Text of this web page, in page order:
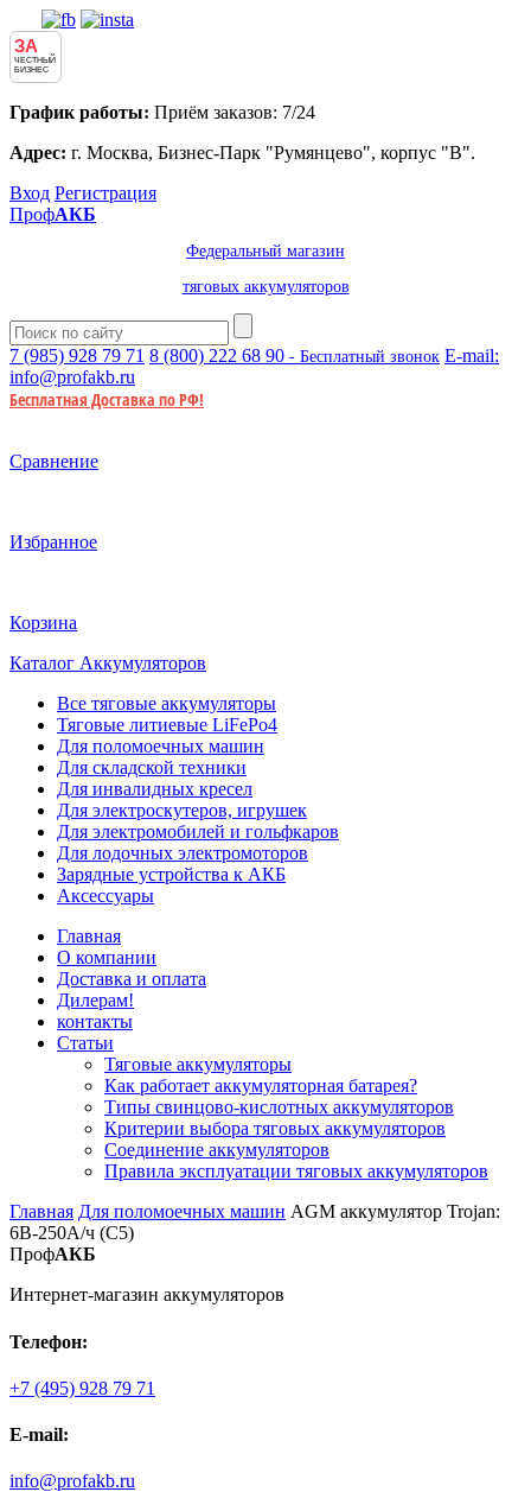
ЗА
ЧЕСТНЫЙ
БИЗНЕС
График работы: Приём заказов: 7/24
Адрес: г. Москва, Бизнес-Парк "Румянцево", корпус "В".
Вход Регистрация
ПрофАКБ
Федеральный магазин
тяговых аккумуляторов
7 (985) 928 79 71 8 (800) 222 68 90 - Бесплатный звонок E-mail:
info@profakb.ru
Бесплатная Доставка по РФ!
Сравнение
Избранное
Корзина
Каталог Аккумуляторов
Все тяговые аккумуляторы
Тяговые литиевые LiFePo4
Для поломоечных машин
Для складской техники
Для инвалидных кресел
Для электроскутеров, игрушек
Для электромобилей и гольфкаров
Для лодочных электромоторов
Зарядные устройства к АКБ
Аксессуары
Главная
О компании
Доставка и оплата
Дилерам!
контакты
Статьи
Тяговые аккумуляторы
Как работает аккумуляторная батарея?
Типы свинцово-кислотных аккумуляторов
Критерии выбора тяговых аккумуляторов
Соединение аккумуляторов
Правила эксплуатации тяговых аккумуляторов
Главная Для поломоечных машин AGM аккумулятор Trojan:
6В-250А/ч (С5)
ПрофАКБ
Интернет-магазин аккумуляторов
Телефон:
+7 (495) 928 79 71
E-mail:
info@profakb.ru